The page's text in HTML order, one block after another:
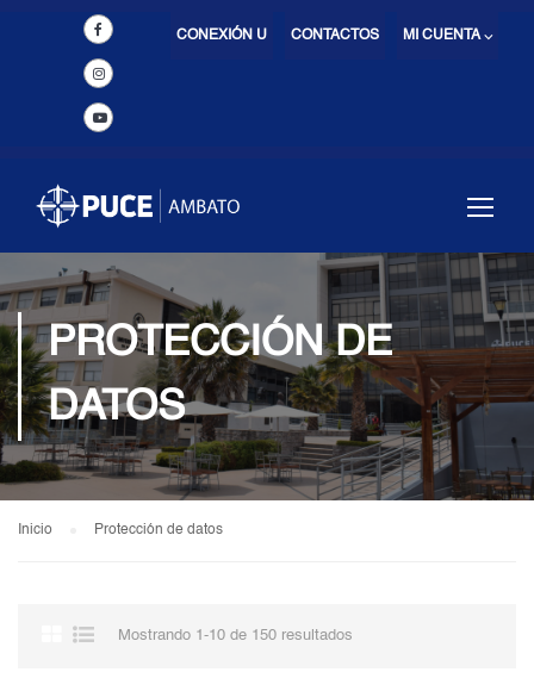
MI CUENTA ⌵
CONTACTOS
CONEXIÓN U
PROTECCIÓN DE
DATOS
Inicio Protección de datos
Mostrando 1-10 de 150 resultados